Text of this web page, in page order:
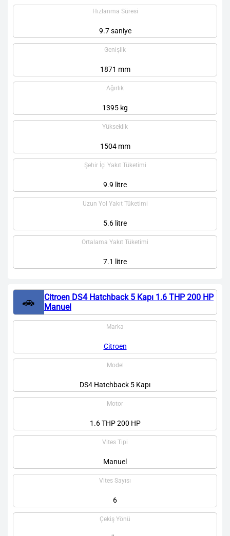
Hızlanma Süresi
9.7 saniye
Genişlik
1871 mm
Ağırlık
1395 kg
Yükseklik
1504 mm
Şehir İçi Yakıt Tüketimi
9.9 litre
Uzun Yol Yakıt Tüketimi
5.6 litre
Ortalama Yakıt Tüketimi
7.1 litre
🚗
Citroen DS4 Hatchback 5 Kapı 1.6 THP 200 HP
Manuel
Marka
Citroen
Model
DS4 Hatchback 5 Kapı
Motor
1.6 THP 200 HP
Vites Tipi
Manuel
Vites Sayısı
6
Çekiş Yönü